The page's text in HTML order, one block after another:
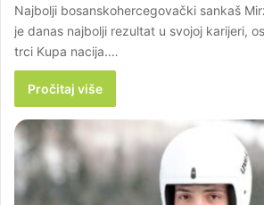
Najbolji bosanskohercegovački sankaš
je danas najbolji rezultat u svojoj karijeri,
trci Kupa nacija.…
Pročitaj više